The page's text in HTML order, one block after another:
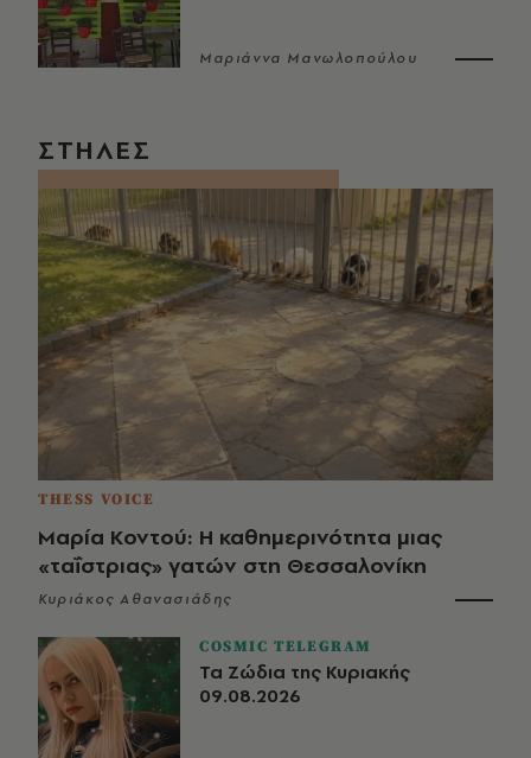
Μαριάννα Μανωλοπούλου
ΣΤΗΛΕΣ
THESS VOICE
Μαρία Κοντού: Η καθημερινότητα μιας
«ταΐστριας» γατών στη Θεσσαλονίκη
Κυριάκος Αθανασιάδης
COSMIC TELEGRAM
Τα Ζώδια της Κυριακής
09.08.2026